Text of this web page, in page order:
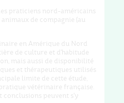
praticiens nord-américains
de compagnie (au
en Amérique du Nord
de culture et d'habitude
mais aussi de disponibilité
et thérapeutiques utilisés
limite de cette étude,
vétérinaire française.
peuvent s'y